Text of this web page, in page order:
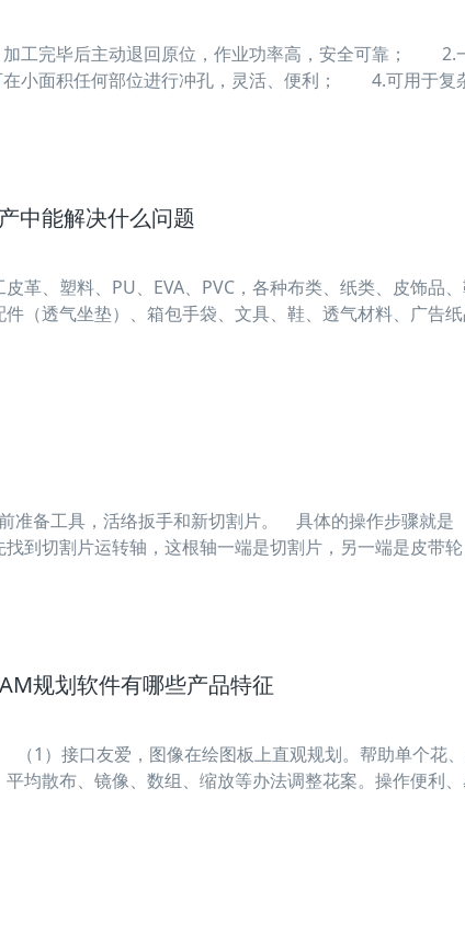
工完毕后主动退回原位，作业功率高，安全可靠； 2.
面积任何部位进行冲孔，灵活、便利； 4.可用于复
中能解决什么问题
、塑料、PU、EVA、PVC，各种布类、纸类、皮饰品
（透气坐垫）、箱包手袋、文具、鞋、透气材料、广告
准备工具，活络扳手和新切割片。 具体的操作步骤就
到切割片运转轴，这根轴一端是切割片，另一端是皮带
规划软件有哪些产品特征
接口友爱，图像在绘图板上直观规划。帮助单个花、
平均散布、镜像、数组、缩放等办法调整花案。操作便